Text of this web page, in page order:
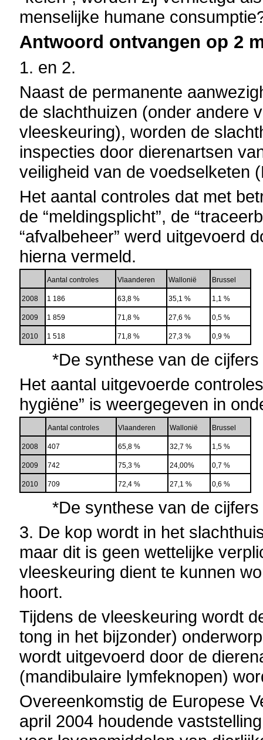
menselijke humane
Antwoord ontvangen op 2
1. en 2.
Naast de permanente
de slachthuizen (onder andere
vleeskeuring), worden de
inspecties door dierenartsen
veiligheid van de voedselketen (
Het aantal controles dat met
de “meldingsplicht”, de
“afvalbeheer” werd uitgevoerd
hierna vermeld.
Aantal controles Vlaanderen Wallonië Brussel
2008 1 186 63,8 % 35,1 % 1,1 %
2009 1 859 71,8 % 27,6 % 0,5 %
2010 1 518 71,8 % 27,3 % 0,9 %
*De synthese van de
Het aantal uitgevoerde
hygiëne” is weergegeven in
Aantal controles Vlaanderen Wallonië Brussel
2008 407 65,8 % 32,7 % 1,5 %
2009 742 75,3 % 24,00% 0,7 %
2010 709 72,4 % 27,1 % 0,6 %
*De synthese van de
3. De kop wordt in het
maar dit is geen wettelijke
vleeskeuring dient te kunnen
hoort.
Tijdens de vleeskeuring wordt
tong in het bijzonder)
wordt uitgevoerd door de
(mandibulaire lymfeknopen)
Overeenkomstig de Europese
april 2004 houdende